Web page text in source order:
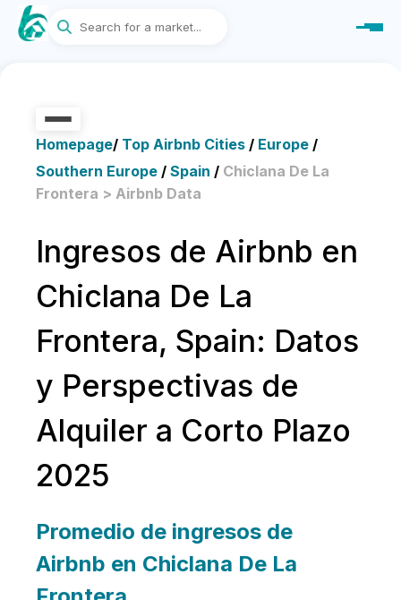
Homepage/ Top Airbnb Cities / Europe /
Southern Europe / Spain / Chiclana De La
Frontera > Airbnb Data
Ingresos de Airbnb en
Chiclana De La
Frontera, Spain: Datos
y Perspectivas de
Alquiler a Corto Plazo
2025
Promedio de ingresos de
Airbnb en Chiclana De La